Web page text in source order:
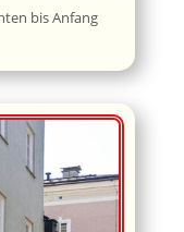
bis Anfang